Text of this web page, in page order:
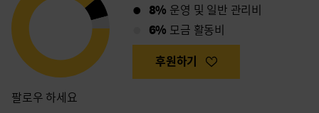
8% 운영 및 일반 관리비
6% 모금 활동비
후원하기
팔로우 하세요